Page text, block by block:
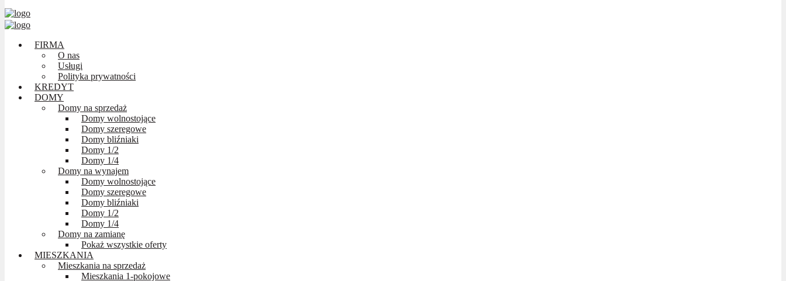
FIRMA
O nas
Usługi
Polityka prywatności
KREDYT
DOMY
Domy na sprzedaż
Domy wolnostojące
Domy szeregowe
Domy bliźniaki
Domy 1/2
Domy 1/4
Domy na wynajem
Domy wolnostojące
Domy szeregowe
Domy bliźniaki
Domy 1/2
Domy 1/4
Domy na zamianę
Pokaż wszystkie oferty
MIESZKANIA
Mieszkania na sprzedaż
Mieszkania 1-pokojowe